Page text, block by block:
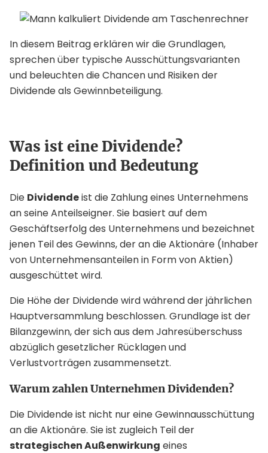
In diesem Beitrag erklären wir die Grundlagen,
sprechen über typische Ausschüttungsvarianten
und beleuchten die Chancen und Risiken der
Dividende als Gewinnbeteiligung.
Was ist eine Dividende?
Definition und Bedeutung
Die Dividendeist die Zahlung eines Unternehmens
an seine Anteilseigner. Sie basiert auf dem
Geschäftserfolg des Unternehmens und bezeichnet
jenen Teil des Gewinns, der an die Aktionäre (Inhaber
von Unternehmensanteilen in Form von Aktien)
ausgeschüttet wird.
Die Höhe der Dividende wird während der jährlichen
Hauptversammlung beschlossen. Grundlage ist der
Bilanzgewinn, der sich aus dem Jahresüberschuss
abzüglich gesetzlicher Rücklagen und
Verlustvorträgen zusammensetzt.
Warum zahlen Unternehmen Dividenden?
Die Dividende ist nicht nur eine Gewinnausschüttung
an die Aktionäre. Sie ist zugleich Teil der
strategischen Außenwirkung eines